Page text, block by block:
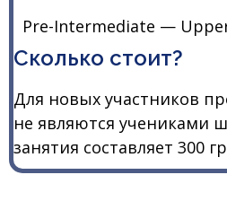
Pre-Intermediate —
Сколько стоит?
Для новых участников
не являются учениками
занятия составляет 300